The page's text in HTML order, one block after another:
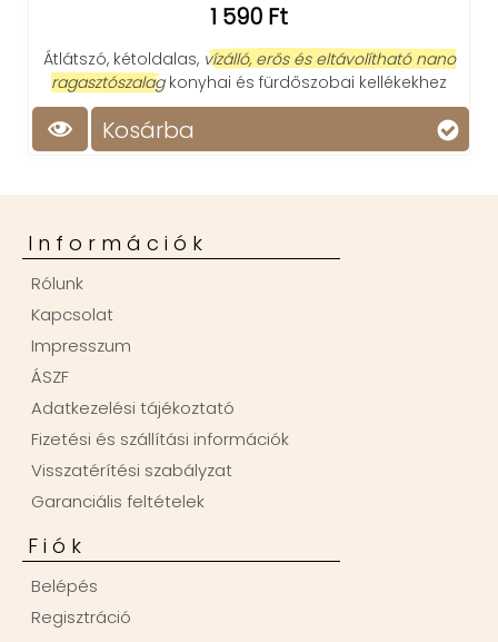
1 590 Ft
Átlátszó, kétoldalas, vízálló, erős és eltávolítható nano
ragasztószalagkonyhai és fürdőszobai kellékekhez
Kosárba
Információk
Rólunk
Kapcsolat
Impresszum
ÁSZF
Adatkezelési tájékoztató
Fizetési és szállítási információk
Visszatérítési szabályzat
Garanciális feltételek
Fiók
Belépés
Regisztráció